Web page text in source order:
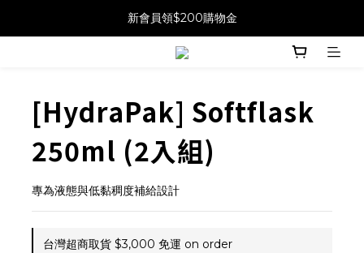
新會員領$200購物金
[HydraPak] Softflask
250ml (2入組)
專為液態與低黏稠度補給設計
台灣超商取貨 $3,000 免運 on order